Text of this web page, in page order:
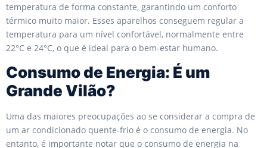
temperatura de forma constante, garantindo um conforto
térmico muito maior. Esses aparelhos conseguem regular a
temperatura para um nível confortável, normalmente entre
22°C e 24°C, o que é ideal para o bem-estar humano.
Consumo de Energia: É um
Grande Vilão?
Uma das maiores preocupações ao se considerar a compra de
um ar condicionado quente-frio é o consumo de energia. No
entanto, é importante notar que o consumo de energia na